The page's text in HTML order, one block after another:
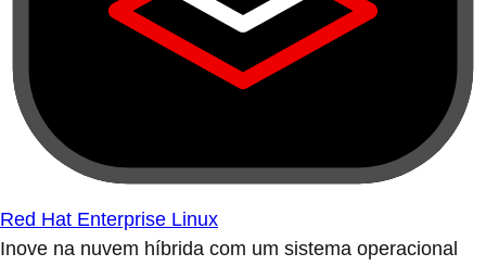
Red Hat Enterprise Linux
Inove na nuvem híbrida com um sistema operacional